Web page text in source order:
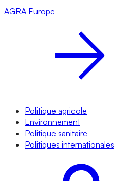
AGRA Europe
Politique agricole
Environnement
Politique sanitaire
Politiques internationales